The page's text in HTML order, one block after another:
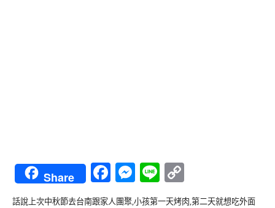
Share Facebook
Messenger
Line
Link
話說上次中秋節去台南跟家人團聚,小孩第一天烤肉,第二天就想吃外面